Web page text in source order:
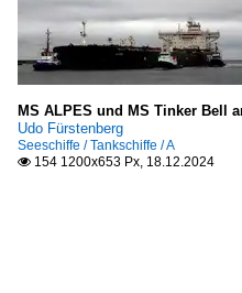
MS ALPES und MS Tinker Bell
Udo Fürstenberg
Seeschiffe / Tankschiffe / A
 154 1200x653 Px, 18.12.2024